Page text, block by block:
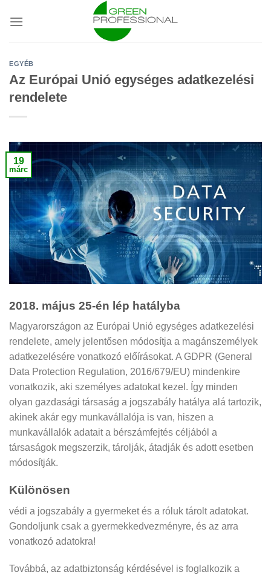
EGYÉB
Az Európai Unió egységes adatkezelési
rendelete
19
márc
2018. május 25-én lép hatályba
Magyarországon az Európai Unió egységes adatkezelési
rendelete, amely jelentősen módosítja a magánszemélyek
adatkezelésére vonatkozó előírásokat. A GDPR (General
Data Protection Regulation, 2016/679/EU) mindenkire
vonatkozik, aki személyes adatokat kezel. Így minden
olyan gazdasági társaság a jogszabály hatálya alá tartozik,
akinek akár egy munkavállalója is van, hiszen a
munkavállalók adatait a bérszámfejtés céljából a
társaságok megszerzik, tárolják, átadják és adott esetben
módosítják.
Különösen
védi a jogszabály a gyermeket és a róluk tárolt adatokat.
Gondoljunk csak a gyermekkedvezményre, és az arra
vonatkozó adatokra!
Továbbá, az adatbiztonság kérdésével is foglalkozik a